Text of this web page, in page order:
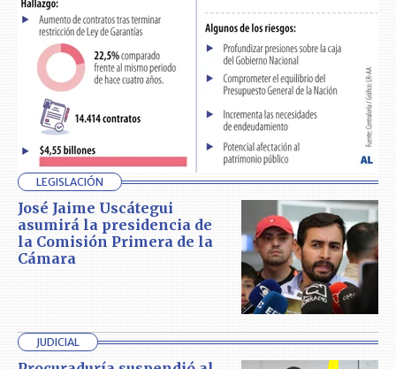
LEGISLACIÓN
José Jaime Uscátegui
asumirá la presidencia de
la Comisión Primera de la
Cámara
JUDICIAL